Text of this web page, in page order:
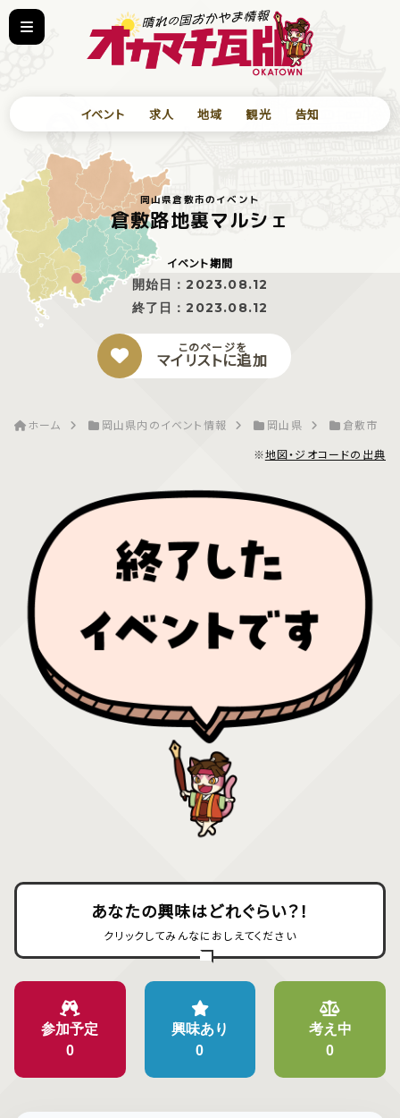
イベント 求人 地域 観光 告知
岡山県倉敷市のイベント
倉敷路地裏マルシェ
イベント期間
開始日：2023.08.12
終了日：2023.08.12
このページを
マイリストに追加
ホーム 岡山県内のイベント情報 岡山県
倉敷市
※地図・ジオコードの出典
あなたの興味はどれぐらい？！
クリックしてみんなにおしえてください
参加予定
0
興味あり
0
考え中
0